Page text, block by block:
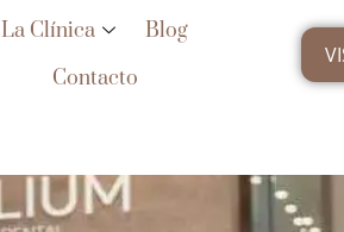
La Clínica
Blog
Contacto